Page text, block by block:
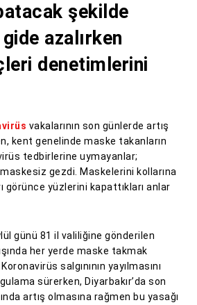
şekilde
azalırken
denetimlerini
vakalarının son günlerde artış
kent genelinde maske takanların
tedbirlerine uymayanlar;
maskesiz gezdi. Maskelerini kollarına
görünce yüzlerini kapattıkları anlar
günü 81 il valiliğine gönderilen
her yerde maske takmak
salgınının yayılmasını
sürerken, Diyarbakır’da son
artış olmasına rağmen bu yasağı